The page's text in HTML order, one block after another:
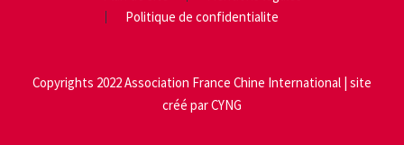
Politique de confidentialite
Copyrights 2022 Association France Chine International | site
créé parCYNG